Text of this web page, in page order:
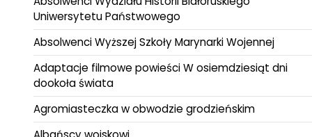
Uniwersytetu Państwowego
Absolwenci Wyższej Szkoły Marynarki Wojennej
Adaptacje filmowe powieści W osiemdziesiąt dni
dookoła świata
Agromiasteczka w obwodzie grodzieńskim